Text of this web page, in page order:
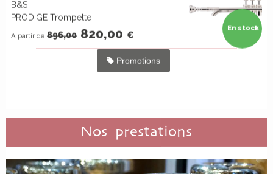
B&S
PRODIGE Trompette
A partir de 896,00 820,00 €
En stock
Promotions
Nos prestations